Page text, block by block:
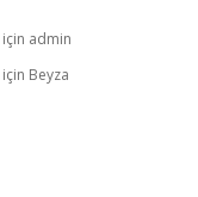
için admin
için Beyza